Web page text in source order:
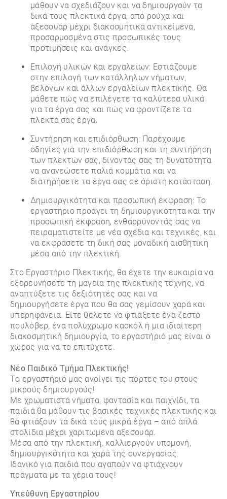
μάθουν να σχεδιάζουν και να δημιουργούν τα
δικά τους πλεκτικά έργα, από ρούχα και
αξεσουάρ μέχρι διακοσμητικά αντικείμενα,
προσαρμοσμένα στις προσωπικές τους
προτιμήσεις και ανάγκες.
Επιλογή υλικών και εργαλείων: Εστιάζουμε
στην επιλογή των κατάλληλων νήματων,
βελόνων και άλλων εργαλείων πλεκτικής. Θα
μάθετε πώς να επιλέγετε τα καλύτερα υλικά
για τα έργα σας και πώς να φροντίζετε τα
πλεκτά σας έργα.
Συντήρηση και επιδιόρθωση: Παρέχουμε
οδηγίες για την επιδιόρθωση και τη συντήρηση
των πλεκτών σας, δίνοντάς σας τη δυνατότητα
να ανανεώσετε παλιά κομμάτια και να
διατηρήσετε τα έργα σας σε άριστη κατάσταση.
Δημιουργικότητα και προσωπική έκφραση: Το
εργαστήριο προάγει τη δημιουργικότητα και την
προσωπική έκφραση, ενθαρρύνοντάς σας να
πειραματιστείτε με νέα σχέδια και τεχνικές, και
να εκφράσετε τη δική σας μοναδική αισθητική
μέσα από την πλεκτική.
Στο Εργαστήριο Πλεκτικής, θα έχετε την ευκαιρία να
εξερευνήσετε τη μαγεία της πλεκτικής τέχνης, να
αναπτύξετε τις δεξιότητές σας και να
δημιουργήσετε έργα που θα σας γεμίσουν χαρά και
υπερηφάνεια. Είτε θέλετε να φτιάξετε ένα ζεστό
πουλόβερ, ένα πολύχρωμο κασκόλ ή μια ιδιαίτερη
διακοσμητική δημιουργία, το εργαστήριό μας είναι ο
χώρος για να το επιτύχετε.
Νέο Παιδικό Τμήμα Πλεκτικής!
Το εργαστήριό μας ανοίγει τις πόρτες του στους
μικρούς δημιουργούς!
Με χρωματιστά νήματα, φαντασία και παιχνίδι, τα
παιδιά θα μάθουν τις βασικές τεχνικές πλεκτικής και
θα φτιάξουν τα δικά τους μικρά έργα – από απλά
στολίδια μέχρι χαριτωμένα αξεσουάρ.
Μέσα από την πλεκτική, καλλιεργούν υπομονή,
δημιουργικότητα και χαρά της συνεργασίας.
Ιδανικό για παιδιά που αγαπούν να φτιάχνουν
πράγματα με τα χέρια τους!
Υπεύθυνη Εργαστηρίου